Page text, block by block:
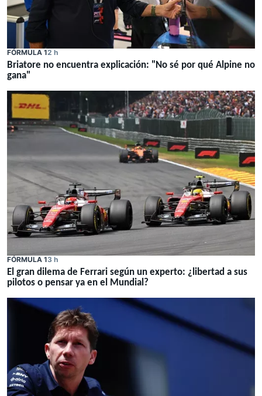
FÓRMULA 12 h
Briatore no encuentra explicación: "No sé por qué Alpine no
gana"
FÓRMULA 13 h
El gran dilema de Ferrari según un experto: ¿libertad a sus
pilotos o pensar ya en el Mundial?